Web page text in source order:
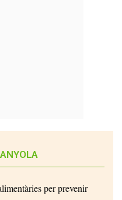
per prevenir